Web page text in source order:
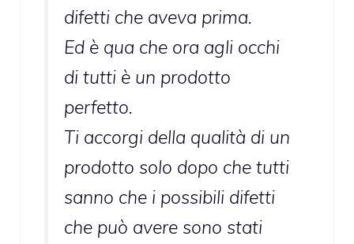
difetti che aveva prima.
Ed è qua che ora agli occhi
di tutti è un prodotto
perfetto.
Ti accorgi della qualità di un
prodotto solo dopo che tutti
sanno che i possibili difetti
che può avere sono stati